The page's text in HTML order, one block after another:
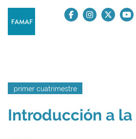
primer cuatrimestre
Introducción a la